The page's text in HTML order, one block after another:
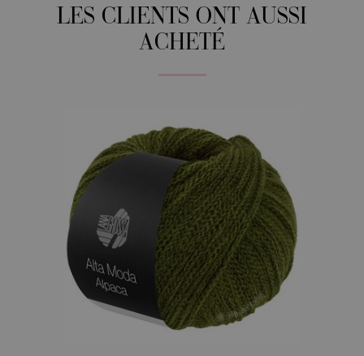
LES CLIENTS ONT AUSSI
ACHETÉ